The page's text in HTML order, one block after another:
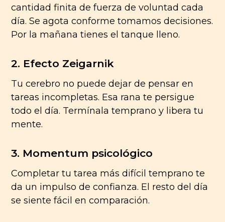
cantidad finita de fuerza de voluntad cada
día. Se agota conforme tomamos decisiones.
Por la mañana tienes el tanque lleno.
2. Efecto Zeigarnik
Tu cerebro no puede dejar de pensar en
tareas incompletas. Esa rana te persigue
todo el día. Termínala temprano y libera tu
mente.
3. Momentum psicológico
Completar tu tarea más difícil temprano te
da un impulso de confianza. El resto del día
se siente fácil en comparación.